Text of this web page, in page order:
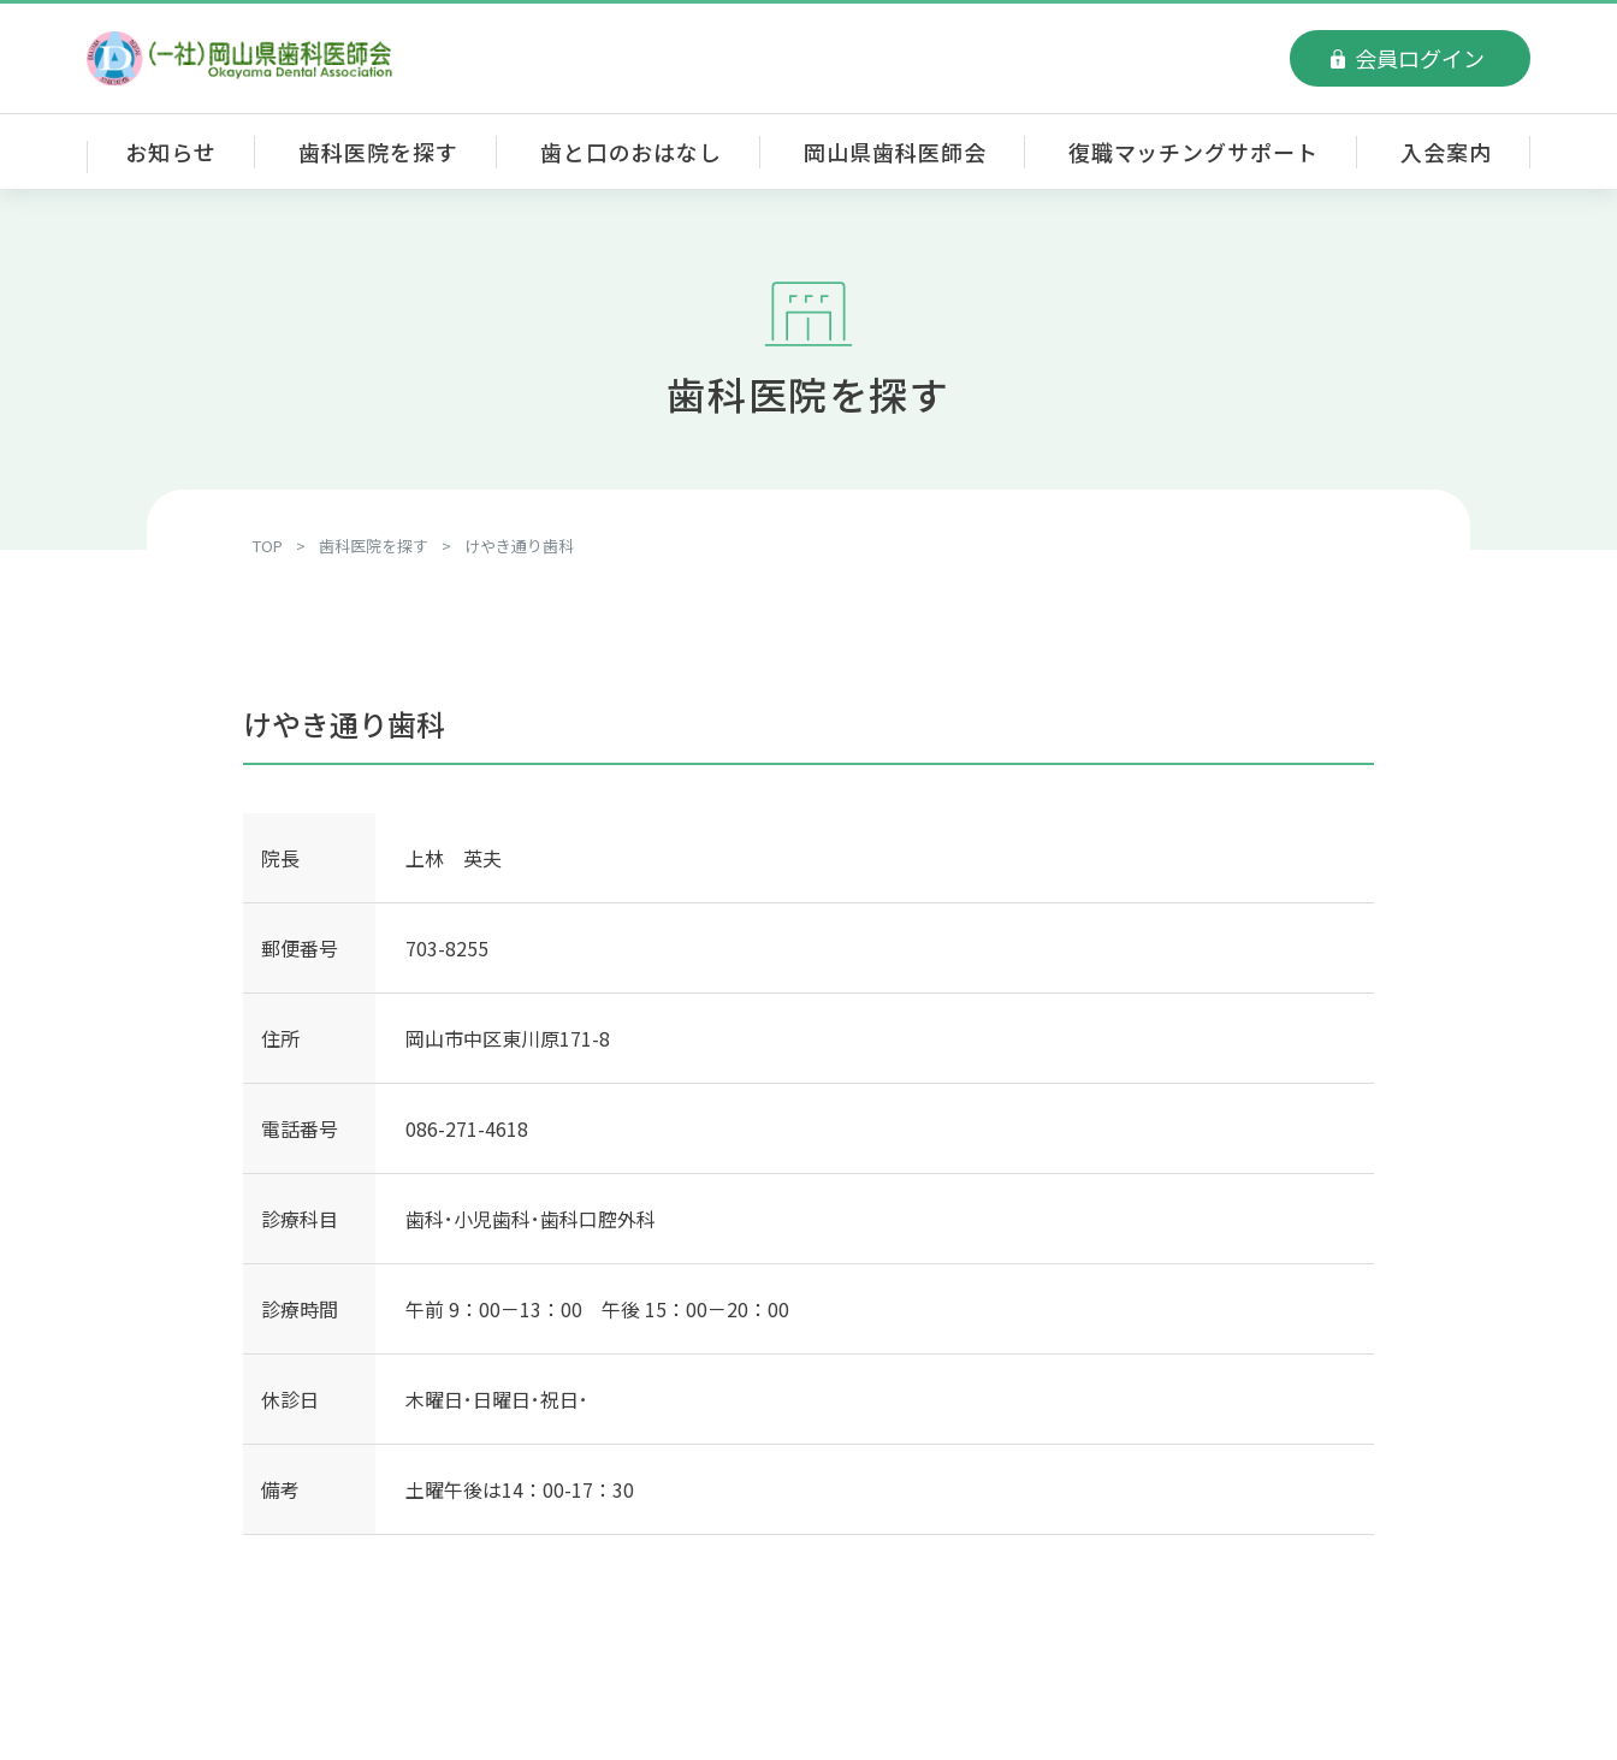
会員ログイン
お知らせ 歯科医院を探す 歯と口のおはなし 岡山県歯科医師会 復職マッチングサポート 入会案内
歯科医院を探す
TOP > 歯科医院を探す > けやき通り歯科
けやき通り歯科
院長 上林 英夫
郵便番号 703-8255
住所 岡山市中区東川原171-8
電話番号 086-271-4618
診療科目 歯科･小児歯科･歯科口腔外科
診療時間 午前 9：00－13：00 午後 15：00－20：00
休診日 木曜日･日曜日･祝日･
備考 土曜午後は14：00-17：30